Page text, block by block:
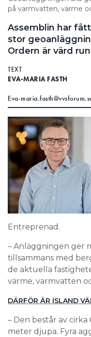
Information om
Search for:
på varmvatten, värme
Assemblin har
stor
Ordern är värd
TEXT
EVA-MARIA FASTH
Eva-
Entreprenad.
– Anläggningen ger
tillsammans med
de aktuella
värme, varmvatten
DÄRFÖR ÄR ISLAND
– Den består av
meter djupa. Fyra